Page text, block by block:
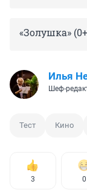
«Золушка»
Илья
Шеф-
Тест Кино
3 0